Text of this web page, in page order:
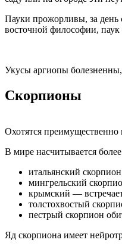
Пауки прожорливы, за день
восточной философии, паук
Укусы аргиопы
Скорпионы
Охотятся
В мире насчитывается
итальянский
мингрельский
крымский —
толстохвостый
пестрый скорпион
Яд скорпиона имеет